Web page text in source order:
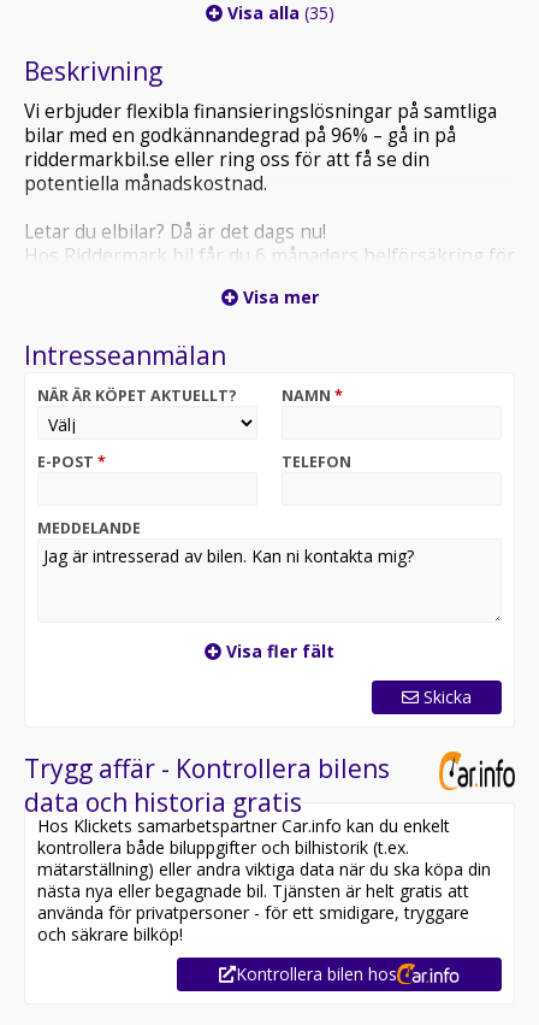
Visa alla (35)
Beskrivning
Vi erbjuder flexibla finansieringslösningar på samtliga
bilar med en godkännandegrad på 96% – gå in på
riddermarkbil.se eller ring oss för att få se din
potentiella månadskostnad.
Letar du elbilar? Då är det dags nu!
Hos Riddermark bil får du 6 månaders helförsäkring för
Välj bland 700 leveransklara elbilar - Riddermark bil!
Riddermark Bil har Sveriges NÖJDASTE kunder enligt
*OOU94R* *Vi tar emot alla inbyten och erbjuder
hemleverans i hela Sverige!*
Köp din drömbil hos Riddermark Bil Järfälla! 08-572 142
Tesla Model 3 Standard Range Plus – en modern och
stilren elbil som kombinerar imponerande räckvidd,
körupplevelse med låga driftskostnader, perfekt för
både vardag och långresor. Med sin minimalistiska
interiör, hög säkerhetsnivå och tillgång till Teslas
omfattande Supercharger-nätverk är Model 3 Standard
komfort, innovation och körglädje.
Utrustning inkluderar:
- Fyrhjulsdrift/AWD
- Dragkrok avtagbar
- Panoramatak
- 360° kamera
- Värmepump
- Elektrisk bagagelucka
Visa mer
Intresseanmälan
NÄR ÄR KÖPET AKTUELLT? NAMN *
E-POST * TELEFON
MEDDELANDE
Visa fler fält
Skicka
Trygg affär - Kontrollera bilens
data och historia gratis
Hos Klickets samarbetspartner Car.info kan du enkelt
kontrollera både biluppgifter och bilhistorik (t.ex.
mätarställning) eller andra viktiga data när du ska köpa din
nästa nya eller begagnade bil. Tjänsten är helt gratis att
använda för privatpersoner - för ett smidigare, tryggare
och säkrare bilköp!
Kontrollera bilen hos